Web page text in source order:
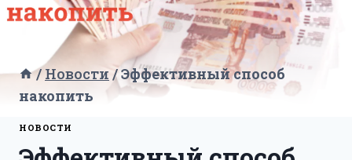
/ Новости /Эффективный способ
накопить
НОВОСТИ